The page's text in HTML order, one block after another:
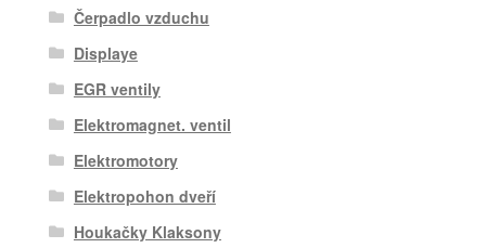
Čerpadlo vzduchu
Displaye
EGR ventily
Elektromagnet. ventil
Elektromotory
Elektropohon dveří
Houkačky Klaksony